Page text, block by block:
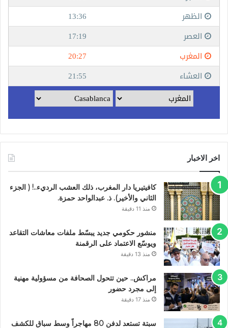
اخر الاخبار
كافيتيريا دار المغرب، ذلك العشب الرديء..! ( الجزء
الثاني والأخير). ذ. عبدالواحد حمزة.
منذ 11 دقيقة
منشور حكومي جديد يبسّط ملفات معاشات التقاعد
ويوسّع الاعتماد على الرقمنة
منذ 13 دقيقة
مراكش.. حين تتحول الصحافة من مسؤولية مهنية
إلى مجرد حضور
منذ 17 دقيقة
سبتة تستعد لدفن 80 مهاجراً وسط سباق للكشف